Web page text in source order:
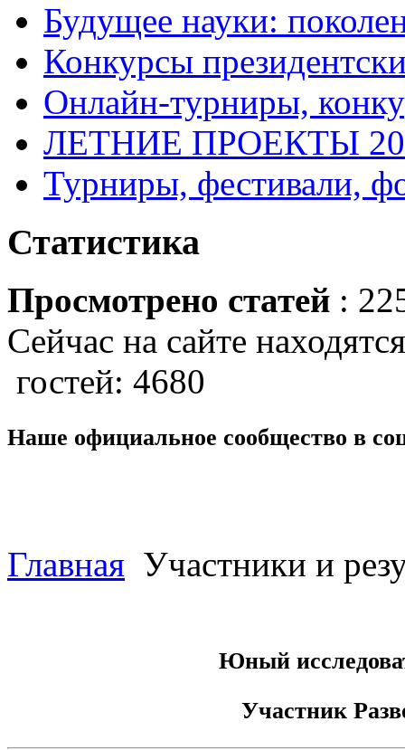
Будущее науки:
Конкурсы
Онлайн-турниры,
ЛЕТНИЕ ПРОЕКТЫ
Турниры, фестивали,
Статистика
Просмотрено статей :
Сейчас на сайте
гостей: 4680
Наше официальное сообщество в
Главная Участники и
Юный
Участник